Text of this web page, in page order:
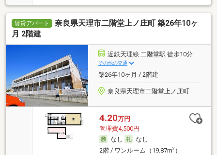
賃貸アパート
奈良県天理市二階堂上ノ庄町 築26年10ヶ
月 2階建
近鉄天理線 二階堂駅 徒歩10分
その他の交通
築26年10ヶ月 / 2階建
奈良県天理市二階堂上ノ庄町
4.20万円
管理費4,500円
なし
なし
2階 / ワンルーム（19.87m2）